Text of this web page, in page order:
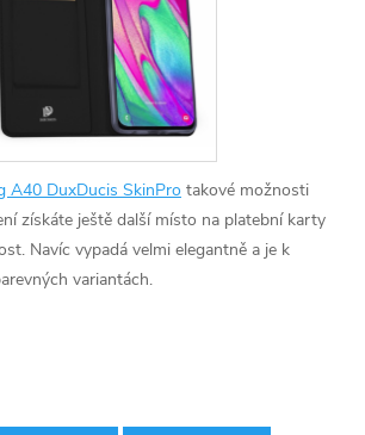
A40 DuxDucis SkinPro takové možnosti
získáte ještě další místo na platební karty
Navíc vypadá velmi elegantně a je k
variantách.